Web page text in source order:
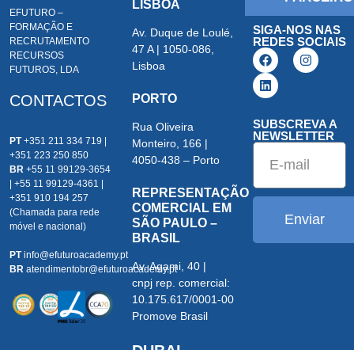
EFUTURO –
FORMAÇÃO E
RECRUTAMENTO
RECURSOS
FUTUROS, LDA
CONTACTOS
PT+351 211 334 719 |
+351 223 250 850
BR +55 11 99129-3654
| +55 11 99129-4361 |
+351 910 194 257
(Chamada para rede
móvel e nacional)
PT info@efuturoacademy.pt
BR atendimentobr@efuturoacademy.pt
LISBOA
Av. Duque de Loulé,
47 A | 1050-086,
Lisboa
PORTO
Rua Oliveira
Monteiro, 166 |
4050-438 – Porto
REPRESENTAÇÃO
COMERCIAL EM
SÃO PAULO –
BRASIL
Av. Agami, 40 |
cnpj rep. comercial:
10.175.617/0001-00
Promove Brasil
SIGA-NOS NAS
REDES SOCIAIS
SUBSCREVA A
NEWSLETTER
Enviar